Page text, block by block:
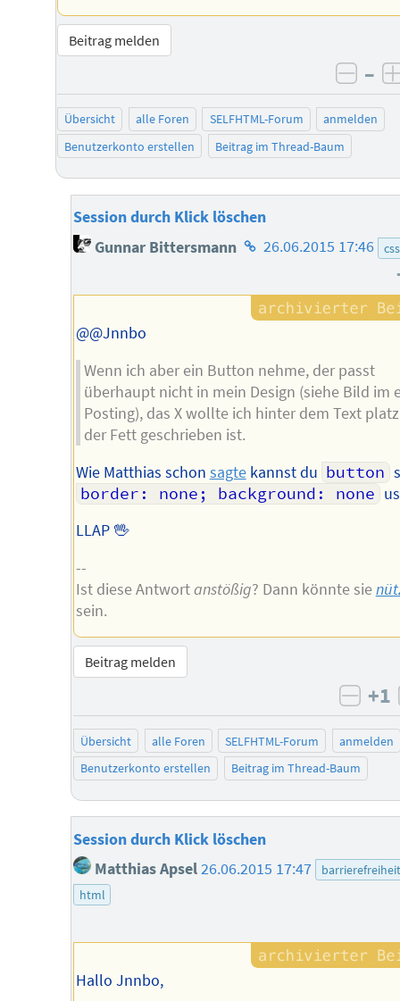
Beitrag melden
–
Übersicht alle Foren SELFHTML-Forum
anmelden
Benutzerkonto erstellen
Beitrag im Thread-Baum
Session durch Klick löschen
Gunnar Bittersmann Homepage
Autors
26.06.2015 17:46 css
@@Jnnbo
Wenn ich aber ein Button nehme, der passt
überhaupt nicht in mein Design (siehe Bild im
Posting), das X wollte ich hinter dem Text
der Fett geschrieben ist.
Wie Matthias schon sagtekannst du button
border: none; background: none
LLAP 🖖
--
Ist diese Antwortanstößig? Dann könnte sie
sein.
Beitrag melden
+1
Übersicht alle Foren SELFHTML-Forum
anmelden
Benutzerkonto erstellen
Beitrag im Thread-Baum
Session durch Klick löschen
Matthias Apsel26.06.2015 17:47
barrierefreiheit
html
Hallo Jnnbo,